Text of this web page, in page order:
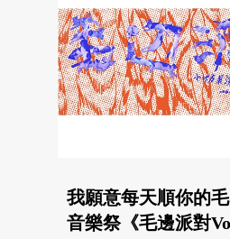
我願意每天順你的
音樂祭《毛邊派對